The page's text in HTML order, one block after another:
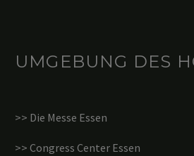
UMGEBUNG DES
>> Die Messe Essen
>> Congress Center Essen